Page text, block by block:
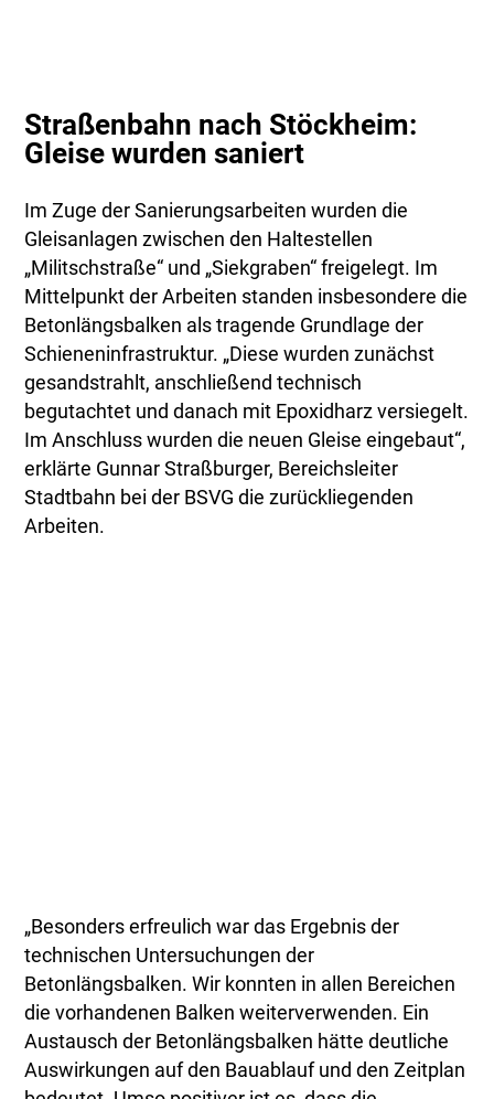
Straßenbahn nach Stöckheim:
Gleise wurden saniert
Im Zuge der Sanierungsarbeiten wurden die
Gleisanlagen zwischen den Haltestellen
„Militschstraße“ und „Siekgraben“ freigelegt. Im
Mittelpunkt der Arbeiten standen insbesondere die
Betonlängsbalken als tragende Grundlage der
Schieneninfrastruktur. „Diese wurden zunächst
gesandstrahlt, anschließend technisch
begutachtet und danach mit Epoxidharz versiegelt.
Im Anschluss wurden die neuen Gleise eingebaut“,
erklärte Gunnar Straßburger, Bereichsleiter
Stadtbahn bei der BSVG die zurückliegenden
Arbeiten.
„Besonders erfreulich war das Ergebnis der
technischen Untersuchungen der
Betonlängsbalken. Wir konnten in allen Bereichen
die vorhandenen Balken weiterverwenden. Ein
Austausch der Betonlängsbalken hätte deutliche
Auswirkungen auf den Bauablauf und den Zeitplan